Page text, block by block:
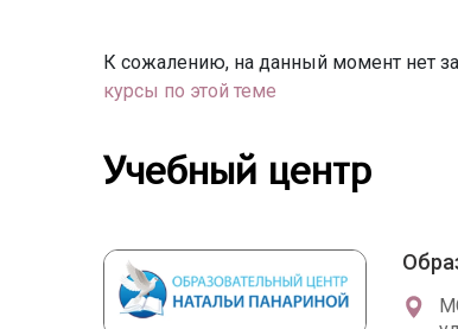
К сожалению, на данный момент нет
курсы по этой теме
Учебный центр